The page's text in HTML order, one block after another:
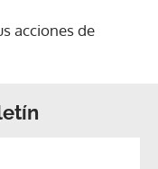
acciones de